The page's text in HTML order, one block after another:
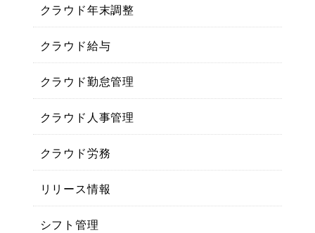
クラウド年末調整
クラウド給与
クラウド勤怠管理
クラウド人事管理
クラウド労務
リリース情報
シフト管理